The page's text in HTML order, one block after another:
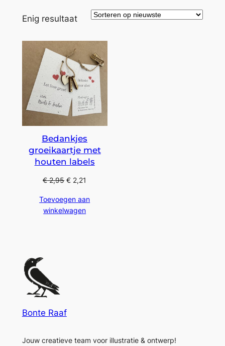
Enig resultaat
Bedankjes
groeikaartje met
houten labels
€2,95 € 2,21
Toevoegen aan
winkelwagen
Bonte Raaf
Jouw creatieve team voor illustratie & ontwerp!